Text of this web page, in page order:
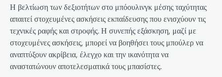
Η βελτίωση των δεξιοτήτων στο μπόουλινγκ μέσης ταχύτητας
απαιτεί στοχευμένες ασκήσεις εκπαίδευσης που ενισχύουν τις
τεχνικές ραφής και στροφής. Η συνεπής εξάσκηση, μαζί με
στοχευμένες ασκήσεις, μπορεί να βοηθήσει τους μπούλερ να
αναπτύξουν ακρίβεια, έλεγχο και την ικανότητα να
αναστατώνουν αποτελεσματικά τους μπασίστες.